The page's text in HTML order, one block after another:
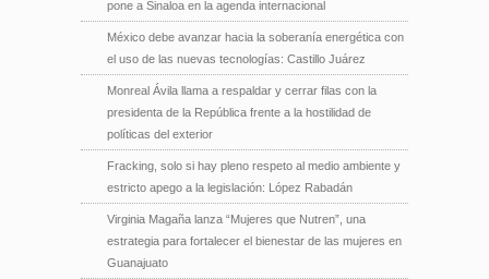
pone a Sinaloa en la agenda internacional
México debe avanzar hacia la soberanía energética con
el uso de las nuevas tecnologías: Castillo Juárez
Monreal Ávila llama a respaldar y cerrar filas con la
presidenta de la República frente a la hostilidad de
políticas del exterior
Fracking, solo si hay pleno respeto al medio ambiente y
estricto apego a la legislación: López Rabadán
Virginia Magaña lanza “Mujeres que Nutren”, una
estrategia para fortalecer el bienestar de las mujeres en
Guanajuato